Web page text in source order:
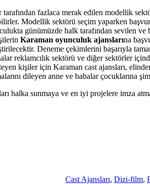
tarafından fazlaca merak edilen modellik
Modellik sektörü seçim yaparken
günümüzde halk tarafından sevilen ve
Karaman oyunculuk ajanslarına
Deneme çekimlerini başarıyla
reklamcılık sektörü ve diğer sektörler
kişiler için Karaman cast ajansları,
dileyen anne ve babalar çocuklarına
halka sunmaya ve en iyi projelere imza
Cast Ajansları, Dizi-film,